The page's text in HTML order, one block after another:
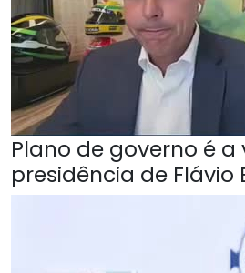
Plano de governo é a
presidência de Flávio